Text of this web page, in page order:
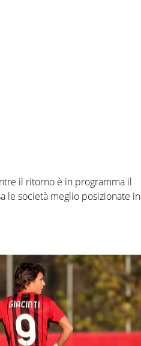
il ritorno è in programma il
le società meglio posizionate in